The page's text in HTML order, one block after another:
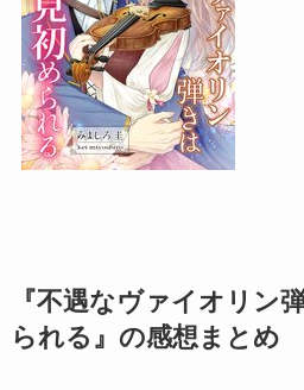
『不遇なヴァイオリン
られる』の感想まとめ